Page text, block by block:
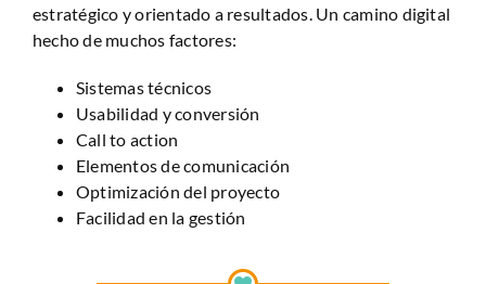
estratégico y orientado a resultados. Un camino digital
hecho de muchos factores:
Sistemas técnicos
Usabilidad y conversión
Call to action
Elementos de comunicación
Optimización del proyecto
Facilidad en la gestión